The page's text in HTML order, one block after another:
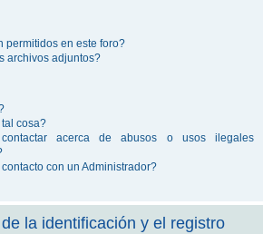
permitidos en este foro?
archivos adjuntos?
cosa?
acerca de abusos o usos ilegales
con un Administrador?
la identificación y el registro